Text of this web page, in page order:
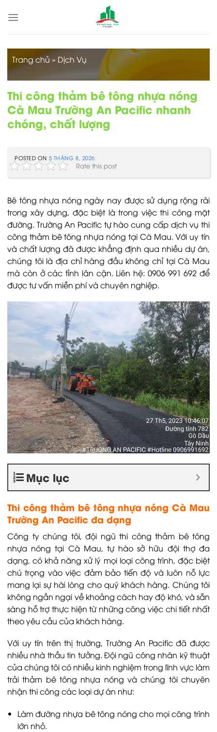
Trang chủ » Dịch Vụ
Thi công thảm bê tông nhựa nóng
Cà Mau Trường An Pacific nhanh
chóng, chất lượng
POSTED ON 5 THÁNG 8, 2026
Rate this post
Bê tông nhựa nóng ngày nay được sử dụng rộng rãi
trong xây dựng, đặc biệt là trong việc thi công mặt
đường. Trường An Pacific tự hào cung cấp dịch vụ thi
công thảm bê tông nhựa nóng tại Cà Mau. Với uy tín
và chất lượng đã được khẳng định qua nhiều dự án,
chúng tôi là địa chỉ hàng đầu không chỉ tại Cà Mau
mà còn ở các tỉnh lân cận. Liên hệ: 0906 991 692 để
được tư vấn miễn phí và chuyên nghiệp.
Mục lục
Thi công thảm bê tông nhựa nóng Cà Mau
Trường An Pacific đa dạng
Công ty chúng tôi, đội ngũ thi công thảm bê tông
nhựa nóng tại Cà Mau, tự hào sở hữu đội thợ đa
dạng, có khả năng xử lý mọi loại công trình, đặc biệt
chú trọng vào việc đảm bảo tiến độ và luôn nỗ lực
mang lại sự hài lòng cho quý khách hàng. Chúng tôi
không ngần ngại về khoảng cách hay độ khó, và sẵn
sàng hỗ trợ thực hiện từ những công việc chi tiết nhất
theo yêu cầu của khách hàng.
Với uy tín trên thị trường, Trường An Pacific đã được
nhiều nhà thầu tin tưởng. Đội ngũ công nhân kỹ thuật
của chúng tôi có nhiều kinh nghiệm trong lĩnh vực làm
trải thảm bê tông nhựa nóng và chúng tôi chuyên
nhận thi công các loại dự án như:
Làm đường nhựa bê tông nóng cho mọi công trình
lớn nhỏ.